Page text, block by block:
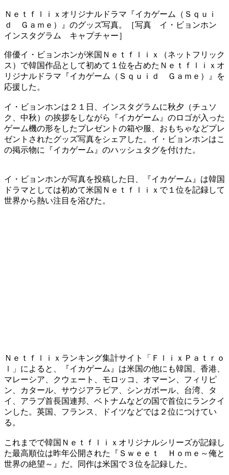
Ｎｅｔｆｌｉｘオリジナルドラマ『イカゲーム（Ｓｑｕｉ
ｄ Ｇａｍｅ）』のグッズ写真。［写真 イ・ビョンホン
インスタグラム キャプチャー］
俳優イ・ビョンホンが米国Ｎｅｔｆｌｉｘ（ネットフリック
ス）で韓国作品として初めて１位を占めたＮｅｔｆｌｉｘオ
リジナルドラマ『イカゲーム（Ｓｑｕｉｄ Ｇａｍｅ）』を
応援した。
イ・ビョンホンは２１日、インスタグラムに秋夕（チュソ
ク、中秋）の挨拶をしながら『イカゲーム』のロゴが入った
ゲーム機の形をしたプレゼントの箱や服、おもちゃなどプレ
ゼントされたグッズ写真をシェアした。イ・ビョンホンはこ
の掲示物に『イカゲーム』のハッシュタグを付けた。
イ・ビョンホンが写真を投稿した日、『イカゲーム』は韓国
ドラマとしては初めて米国Ｎｅｔｆｌｉｘで１位を記録して
世界から熱い注目を浴びた。
Ｎｅｔｆｌｉｘランキング集計サイト「ＦｌｉｘＰａｔｒｏ
ｌ」によると、『イカゲーム』は米国の他にも韓国、香港、
マレーシア、クウェート、モロッコ、オマーン、フィリピ
ン、カタール、サウジアラビア、シンガポール、台湾、タ
イ、アラブ首長国連邦、ベトナムなどの国で首位にランクイ
ンした。英国、フランス、ドイツなどでは２位につけてい
る。
これまでで韓国Ｎｅｔｆｌｉｘオリジナルシリーズが記録し
た最高順位は昨年公開された『Ｓｗｅｅｔ Ｈｏｍｅ～俺と
世界の絶望～』だ。同作は米国で３位を記録した。